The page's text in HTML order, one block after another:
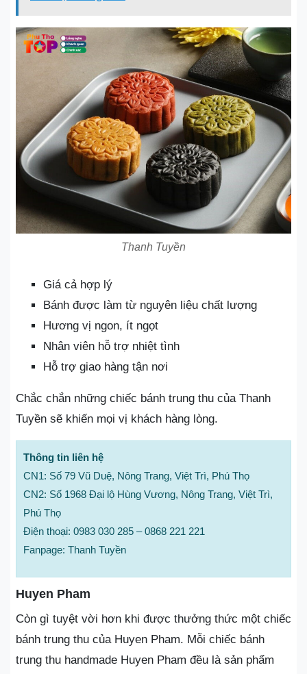
Thanh Tuyền
Giá cả hợp lý
Bánh được làm từ nguyên liệu chất lượng
Hương vị ngon, ít ngọt
Nhân viên hỗ trợ nhiệt tình
Hỗ trợ giao hàng tận nơi
Chắc chắn những chiếc bánh trung thu của Thanh
Tuyền sẽ khiến mọi vị khách hàng lòng.
Thông tin liên hệ
CN1: Số 79 Vũ Duệ, Nông Trang, Việt Trì, Phú Thọ
CN2: Số 1968 Đại lộ Hùng Vương, Nông Trang, Việt Trì,
Phú Thọ
Điện thoại: 0983 030 285 – 0868 221 221
Fanpage: Thanh Tuyền
Huyen Pham
Còn gì tuyệt vời hơn khi được thưởng thức một chiếc
bánh trung thu của Huyen Pham. Mỗi chiếc bánh
trung thu handmade Huyen Pham đều là sản phẩm